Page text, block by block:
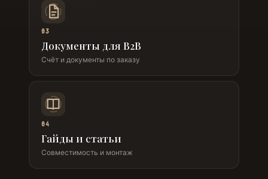
03
Документы для B2B
Счёт и документы по заказу
04
Гайды и статьи
Совместимость и монтаж